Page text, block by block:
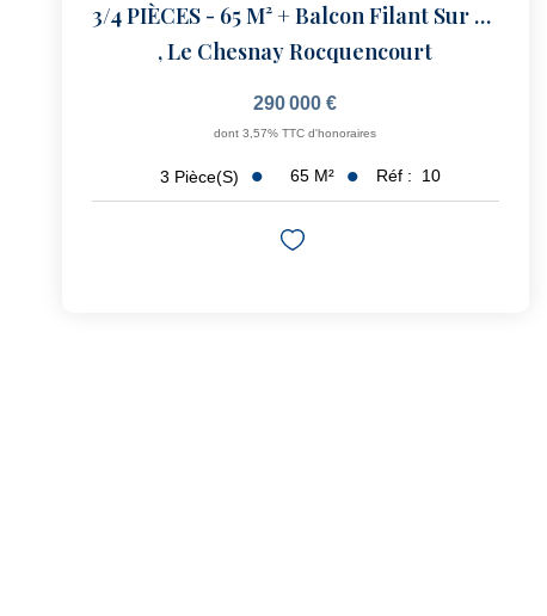
3/4 PIÈCES - 65 M² + Balcon Filant Sur Square
,Le Chesnay Rocquencourt
290 000 €
dont 3,57% TTC d'honoraires
3 Pièce(s) 65 M² Réf : 10